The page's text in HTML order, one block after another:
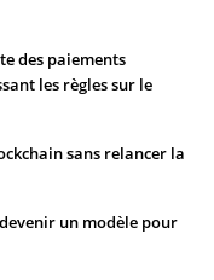
des paiements
les règles sur le
sans relancer la
un modèle pour